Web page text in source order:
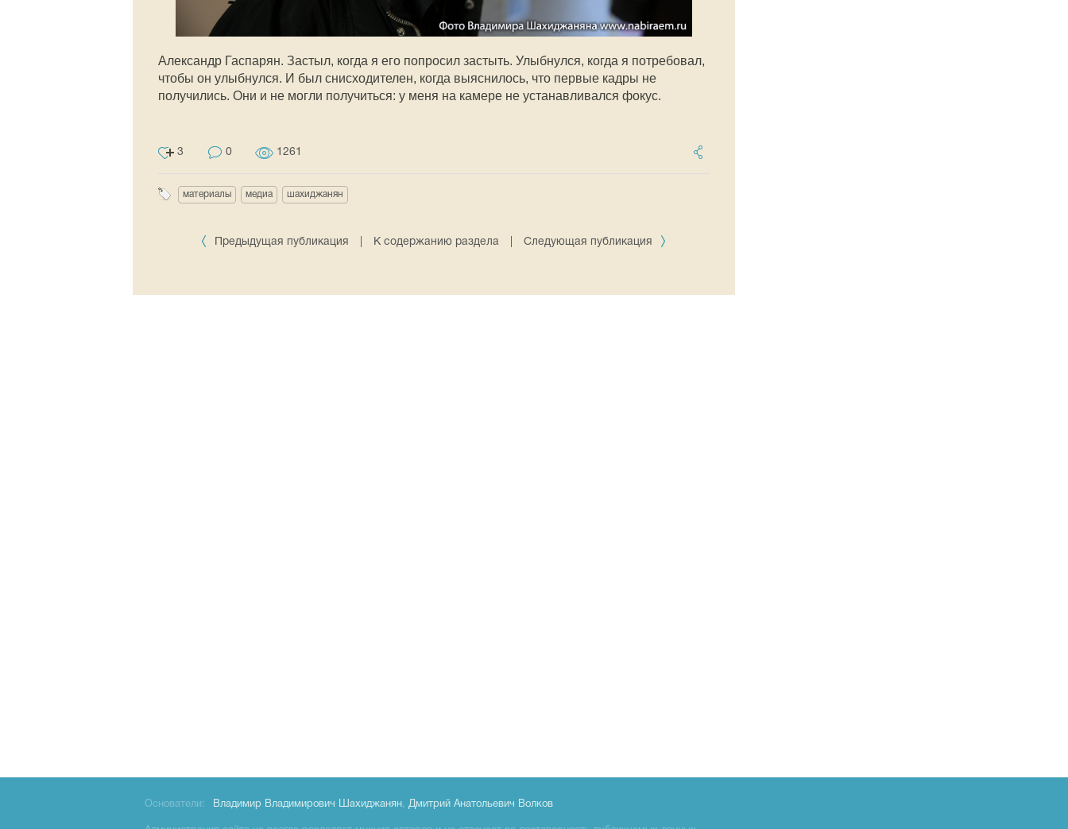
Александр Гаспарян. Застыл, когда я его попросил застыть. Улыбнулся, когда я потребовал,
чтобы он улыбнулся. И был снисходителен, когда выяснилось, что первые кадры не
получились. Они и не могли получиться: у меня на камере не устанавливался фокус.
3 0 1261
материалы медиа шахиджанян
Предыдущая публикация К содержанию раздела Следующая публикация
Основатели: Владимир Владимирович Шахиджанян, Дмитрий Анатольевич Волков